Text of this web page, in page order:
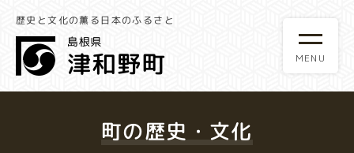
歴史と文化の薫る日本のふるさと
町の歴史・文化